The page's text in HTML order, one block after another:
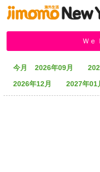
掲示板 タウン情報
Ｗｅ
今月 2026年09月
2026年12月
2027年